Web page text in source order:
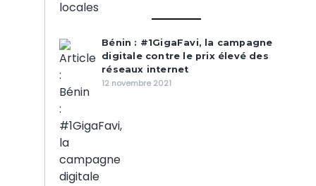
Bénin : #1GigaFavi, la campagne
digitale contre le prix élevé des
réseaux internet
12 novembre 2021